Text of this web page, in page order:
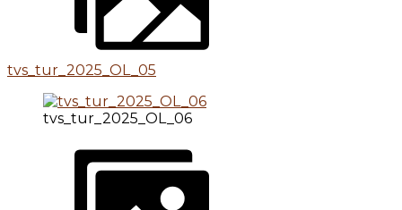
tvs_tur_2025_OL_05
tvs_tur_2025_OL_06